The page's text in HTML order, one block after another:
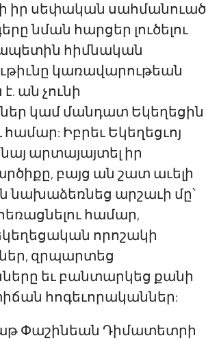
իր սեփական սահմանուած
նման հարցեր լուծելու
հիմնական
կառավարութեան
ան չունի
կամ մանդատ Եկեղեցին
Իբրեւ Եկեղեցւոյ
արտայայտել իր
բայց ան շատ աւելի
նախաձեռնեց արշաւի մը՝
համար,
որոշակի
զրպարտեց
եւ բանտարկեց քանի
հոգեւորականներ:
Փաշինեան Դիմատետրի